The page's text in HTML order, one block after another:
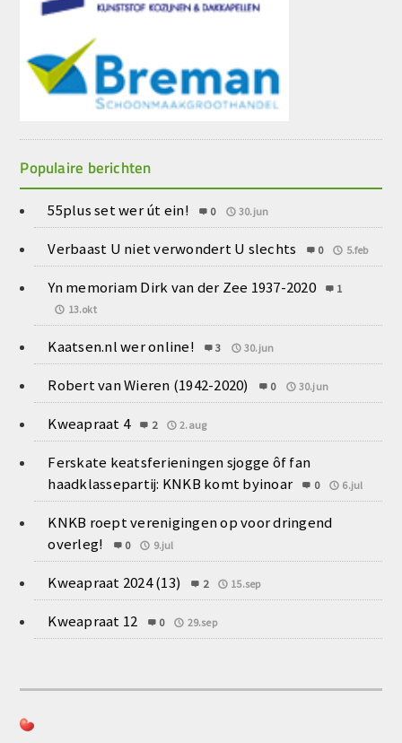
Populaire berichten
55plus set wer út ein! 0 30.jun
Verbaast U niet verwondert U slechts 0 5.feb
Yn memoriam Dirk van der Zee 1937-2020
1
13.okt
Kaatsen.nl wer online! 3 30.jun
Robert van Wieren (1942-2020) 0 30.jun
Kweapraat 4 2 2.aug
Ferskate keatsferieningen sjogge ôf fan
haadklassepartij: KNKB komt byinoar
0 6.jul
KNKB roept verenigingen op voor dringend
overleg!
0 9.jul
Kweapraat 2024 (13) 2 15.sep
Kweapraat 12 0 29.sep